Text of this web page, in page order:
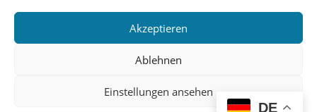
Akzeptieren
Ablehnen
Einstellungen ansehen
Bilder & Icon Referenzen
Cookie Richtlinie
DE